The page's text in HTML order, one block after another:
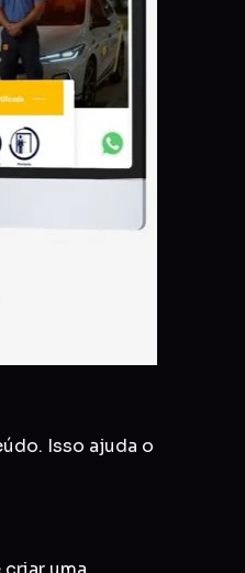
Isso ajuda o